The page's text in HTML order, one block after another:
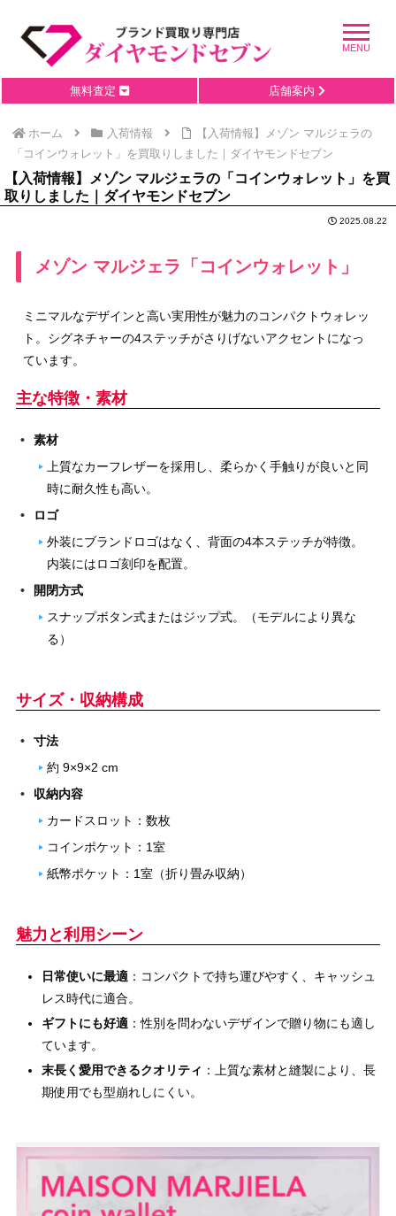
無料査定 店舗案内
ホーム 入荷情報
【入荷情報】メゾン マルジェラの
「コインウォレット」を買取りしました｜ダイヤモンドセブン
【入荷情報】メゾン マルジェラの「コインウォレット」を買
取りしました｜ダイヤモンドセブン
2025.08.22
メゾン マルジェラ「コインウォレット」
ミニマルなデザインと高い実用性が魅力のコンパクトウォレッ
ト。シグネチャーの4ステッチがさりげないアクセントになっ
ています。
主な特徴・素材
素材
上質なカーフレザーを採用し、柔らかく手触りが良いと同
時に耐久性も高い。
ロゴ
外装にブランドロゴはなく、背面の4本ステッチが特徴。
内装にはロゴ刻印を配置。
開閉方式
スナップボタン式またはジップ式。（モデルにより異な
る）
サイズ・収納構成
寸法
約 9×9×2 cm
収納内容
カードスロット：数枚
コインポケット：1室
紙幣ポケット：1室（折り畳み収納）
魅力と利用シーン
日常使いに最適 ：コンパクトで持ち運びやすく、キャッシュ
レス時代に適合。
ギフトにも好適 ：性別を問わないデザインで贈り物にも適し
ています。
末長く愛用できるクオリティ ：上質な素材と縫製により、長
期使用でも型崩れしにくい。